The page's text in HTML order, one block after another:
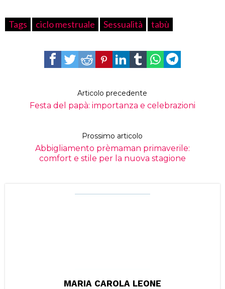
Tags ciclo mestruale Sessualità tabù
Articolo precedente
Festa del papà: importanza e celebrazioni
Prossimo articolo
Abbigliamento prèmaman primaverile:
comfort e stile per la nuova stagione
MARIA CAROLA LEONE